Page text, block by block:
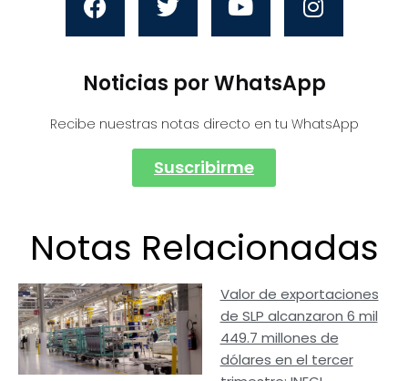
Noticias por WhatsApp
Recibe nuestras notas directo en tu WhatsApp
Suscribirme
Notas Relacionadas
Valor de exportaciones
de SLP alcanzaron 6 mil
449.7 millones de
dólares en el tercer